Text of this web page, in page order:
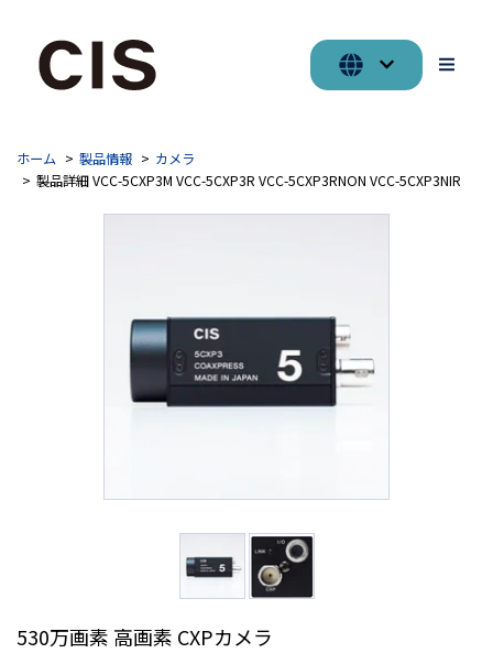
ホーム 製品情報
カメラ
製品詳細 VCC-5CXP3M VCC-5CXP3R VCC-5CXP3RNON VCC-5CXP3NIR
530万画素 高画素 CXPカメラ